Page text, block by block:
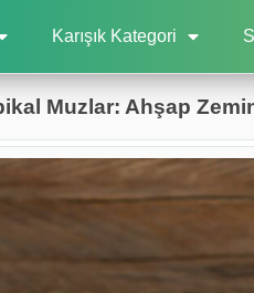
Karışık Kategori
Muzlar: Ahşap